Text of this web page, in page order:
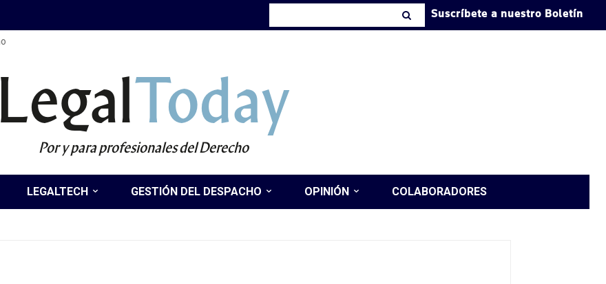
Suscríbete a nuestro Boletín
LegalToday
Por y para profesionales del Derecho
LEGALTECH GESTIÓN DEL DESPACHO OPINIÓN COLABORADORES